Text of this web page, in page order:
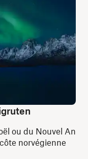
ou du Nouvel An
norvégienne